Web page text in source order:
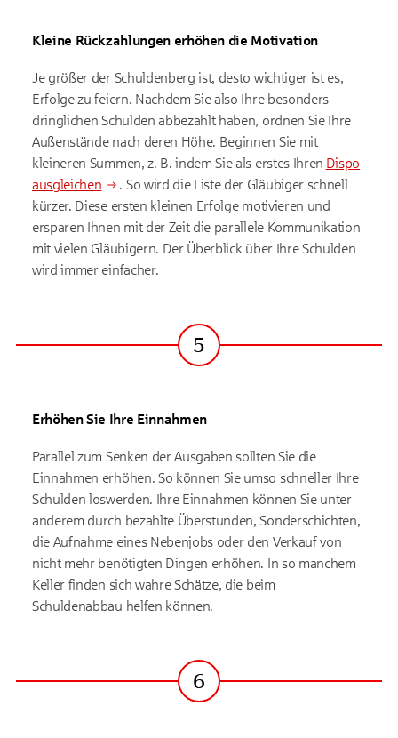
Kleine Rückzahlungen erhöhen die Motivation
Je größer der Schuldenberg ist, desto wichtiger ist es,
Erfolge zu feiern. Nachdem Sie also Ihre besonders
dringlichen Schulden abbezahlt haben, ordnen Sie Ihre
Außenstände nach deren Höhe. Beginnen Sie mit
kleineren Summen, z. B. indem Sie als erstes Ihren Dispo
ausgleichen
. So wird die Liste der Gläubiger schnell
kürzer. Diese ersten kleinen Erfolge motivieren und
ersparen Ihnen mit der Zeit die parallele Kommunikation
mit vielen Gläubigern. Der Überblick über Ihre Schulden
wird immer einfacher.
Schritt
5
Erhöhen Sie Ihre Einnahmen
Parallel zum Senken der Ausgaben sollten Sie die
Einnahmen erhöhen. So können Sie umso schneller Ihre
Schulden loswerden. Ihre Einnahmen können Sie unter
anderem durch bezahlte Überstunden, Sonderschichten,
die Aufnahme eines Nebenjobs oder den Verkauf von
nicht mehr benötigten Dingen erhöhen. In so manchem
Keller finden sich wahre Schätze, die beim
Schuldenabbau helfen können.
Schritt
6